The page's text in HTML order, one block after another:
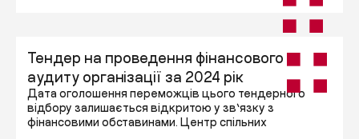
Тендер на проведення фінансового
аудиту організації за 2024 рік
Дата оголошення переможців цього тендерного
відбору залишається відкритою у зв’язку з
фінансовими обставинами. Центр спільних